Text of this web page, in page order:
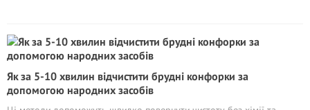
Як за 5-10 хвилин відчистити брудні конфорки за
допомогою народних засобів